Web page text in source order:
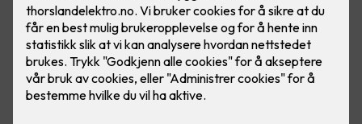
Fra vanlig lampe, hengelamper, downlight, spottskinner, wire
og LED-striper. Det er ingen fasit på hva som er den beste
løsningen. Valg av belysning blir ofte like mye tatt på
bakgrunn av budsjett som hva en synes er det fineste.
Vi har god erfaring med å belys ulike rom og hjelper gjerne